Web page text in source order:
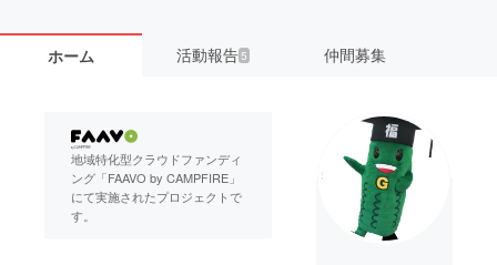
ホーム 活動報告5 仲間募集
地域特化型クラウドファンディ
ング「FAAVO by CAMPFIRE」
にて実施されたプロジェクトで
す。